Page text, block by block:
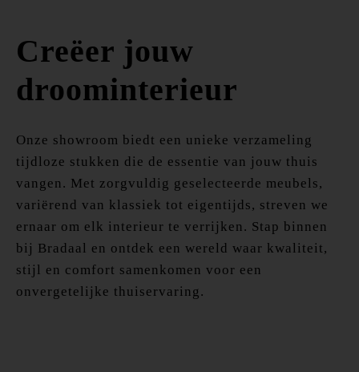
Creëer jouw
droominterieur
Onze showroom biedt een unieke verzameling
tijdloze stukken die de essentie van jouw thuis
vangen. Met zorgvuldig geselecteerde meubels,
variërend van klassiek tot eigentijds, streven we
ernaar om elk interieur te verrijken. Stap binnen
bij Bradaal en ontdek een wereld waar kwaliteit,
stijl en comfort samenkomen voor een
onvergetelijke thuiservaring.